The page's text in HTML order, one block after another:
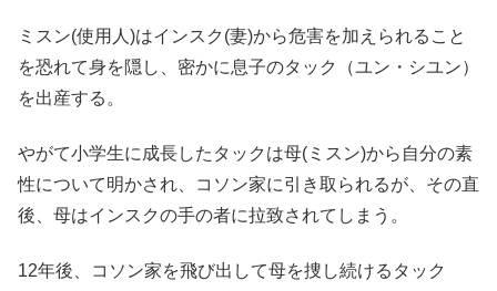
ミスン(使用人)はインスク(妻)から危害を加えられること
を恐れて身を隠し、密かに息子のタック（ユン・シユン）
を出産する。
やがて小学生に成長したタックは母(ミスン)から自分の素
性について明かされ、コソン家に引き取られるが、その直
後、母はインスクの手の者に拉致されてしまう。
12年後、コソン家を飛び出して母を捜し続けるタック